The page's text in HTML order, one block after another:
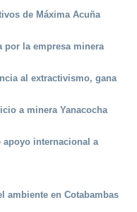
de Máxima Acuña
por la empresa minera
al extractivismo, gana
a minera Yanacocha
apoyo internacional a
ambiente en Cotabambas